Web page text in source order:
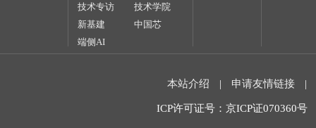
技术专访
技术学院
新基建
中国芯
端侧AI
本站介绍 | 申请友情链接 |
ICP许可证号：京ICP证070360